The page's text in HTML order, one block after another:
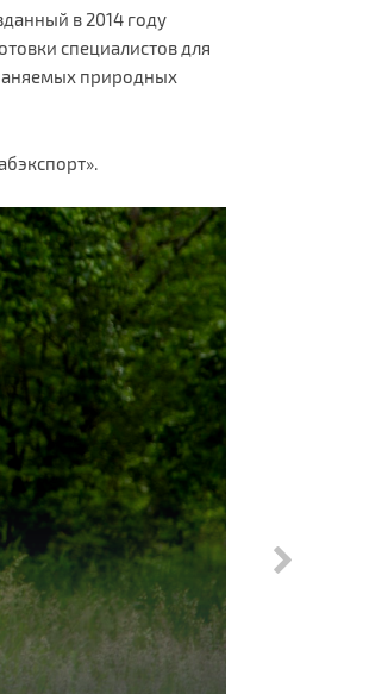
в 2014 году
специалистов для
природных